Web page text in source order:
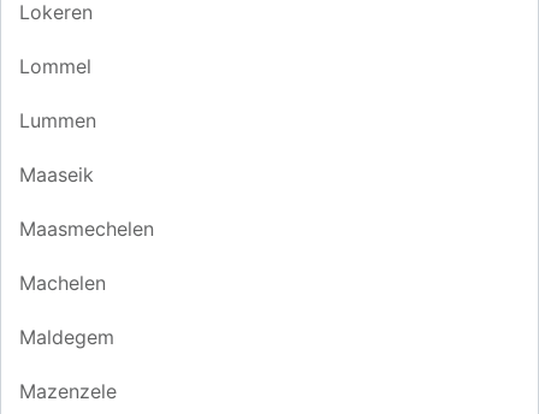
Lokeren
Lommel
Lummen
Maaseik
Maasmechelen
Machelen
Maldegem
Mazenzele